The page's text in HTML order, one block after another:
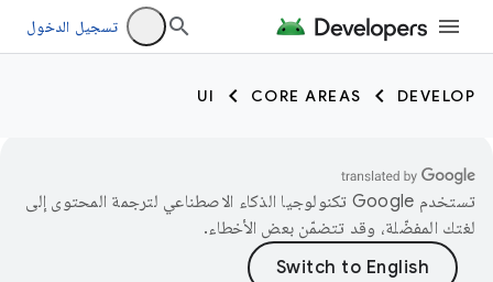
تسجيل الدخول
DEVELOP
CORE AREAS
UI
تستخدم Google تكنولوجيا الذكاء الاصطناعي لترجمة المحتوى إلى
لغتك المفضّلة، وقد تتضمّن بعض الأخطاء.